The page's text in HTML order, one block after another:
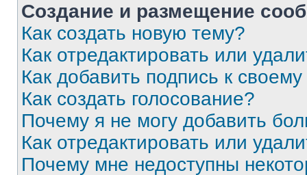
Создание и размещение
Как создать новую тему?
Как отредактировать или
Как добавить подпись к
Как создать голосование?
Почему я не могу добавить
Как отредактировать или
Почему мне недоступны